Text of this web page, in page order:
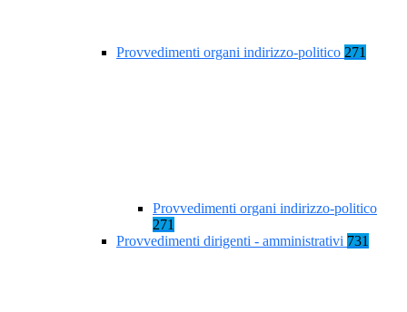
Provvedimenti organi indirizzo-politico 271
Provvedimenti organi indirizzo-politico
271
Provvedimenti dirigenti - amministrativi 731